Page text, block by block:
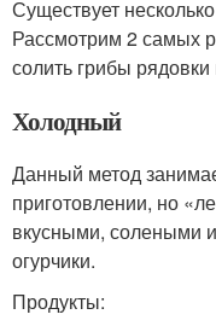
Существует
Рассмотрим 2 самых
солить грибы рядовки
Холодный
Данный метод
приготовлении, но
вкусными, солеными
огурчики.
Продукты: